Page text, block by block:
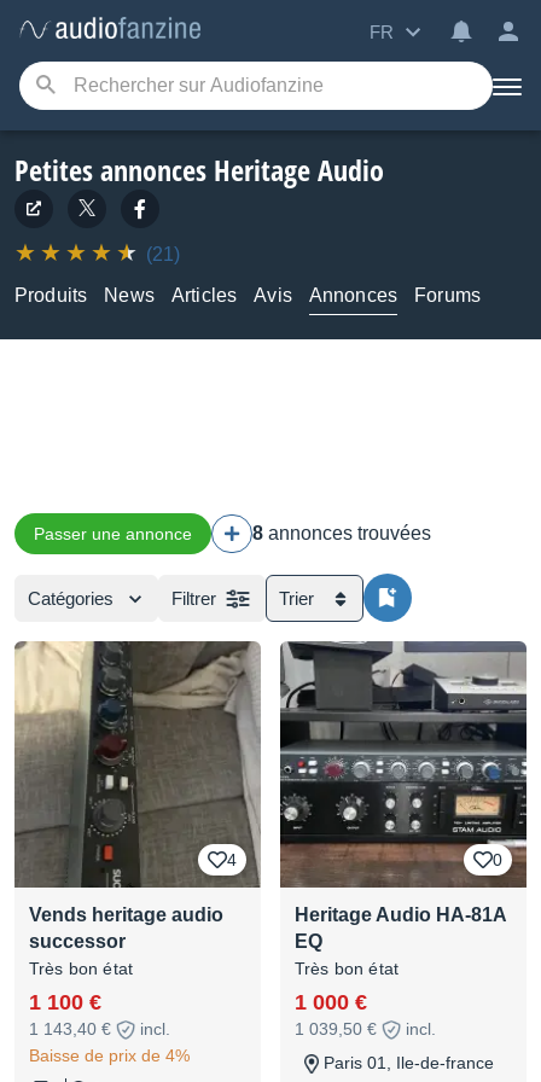
FR
Petites annonces Heritage Audio
(21)
Produits
News Articles Avis Annonces Forums
Passer une annonce 8 annonces trouvées
Catégories Filtrer Trier
4
Vends heritage audio
successor
Très bon état
1 100 €
1 143,40 €
incl.
Baisse de prix de 4%
0
Heritage Audio HA-81A
EQ
Très bon état
1 000 €
1 039,50 €
incl.
Paris 01, Ile-de-france